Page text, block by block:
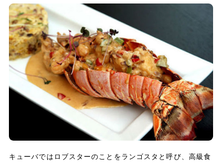
キューバではロブスターのことをランゴスタと呼び、高級食